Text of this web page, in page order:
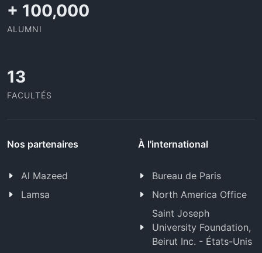
+ 100,000
ALUMNI
13
FACULTÉS
Nos partenaires
Al Mazeed
Lamsa
À l'international
Bureau de Paris
North America Office
Saint Joseph
University Foundation,
Beirut Inc. - États-Unis